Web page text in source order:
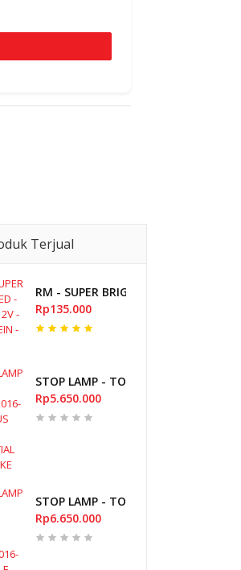
Terjual
RM - SUPER BRIGHT LED - PY21W -
Rp135.000
STOP LAMP - TOYOTA INNOVA 2016-
Rp5.650.000
STOP LAMP - TOYOTA INNOVA
Rp6.650.000